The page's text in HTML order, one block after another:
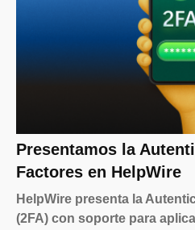
Presentamos la
Factores en HelpWire
HelpWire presenta la
(2FA) con soporte para